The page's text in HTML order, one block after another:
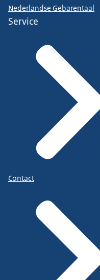
Nederlandse Gebarentaal
Service
Contact